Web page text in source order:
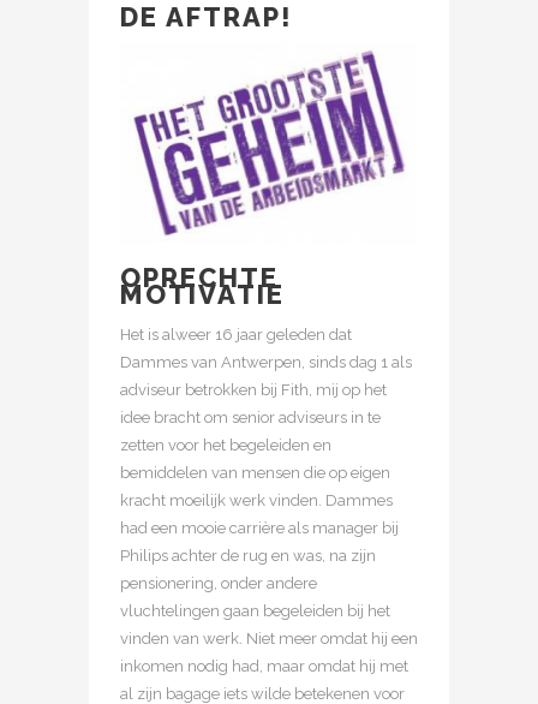
DE AFTRAP!
OPRECHTE
MOTIVATIE
Het is alweer 16 jaar geleden dat
Dammes van Antwerpen, sinds dag 1 als
adviseur betrokken bij Fith, mij op het
idee bracht om senior adviseurs in te
zetten voor het begeleiden en
bemiddelen van mensen die op eigen
kracht moeilijk werk vinden. Dammes
had een mooie carrière als manager bij
Philips achter de rug en was, na zijn
pensionering, onder andere
vluchtelingen gaan begeleiden bij het
vinden van werk. Niet meer omdat hij een
inkomen nodig had, maar omdat hij met
al zijn bagage iets wilde betekenen voor